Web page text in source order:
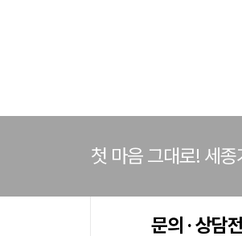
첫 마음 그대로! 세
문의 · 상담